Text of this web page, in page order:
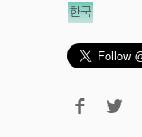
한국